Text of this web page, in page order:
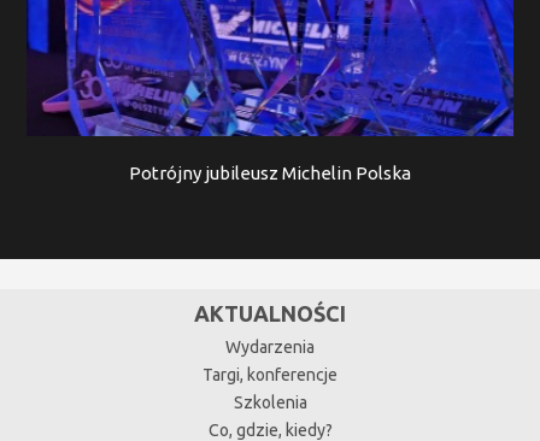
Potrójny jubileusz Michelin Polska
AKTUALNOŚCI
Wydarzenia
Targi, konferencje
Szkolenia
Co, gdzie, kiedy?